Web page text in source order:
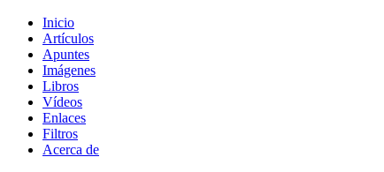
Inicio
Artículos
Apuntes
Imágenes
Libros
Vídeos
Enlaces
Filtros
Acerca de